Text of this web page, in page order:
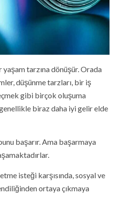
tarzına dönüşür. Orada
düşünme tarzları, bir iş
gibi birçok oluşuma
biraz daha iyi gelir elde
başarır. Ama başarmaya
isteği karşısında, sosyal ve
ortaya çıkmaya